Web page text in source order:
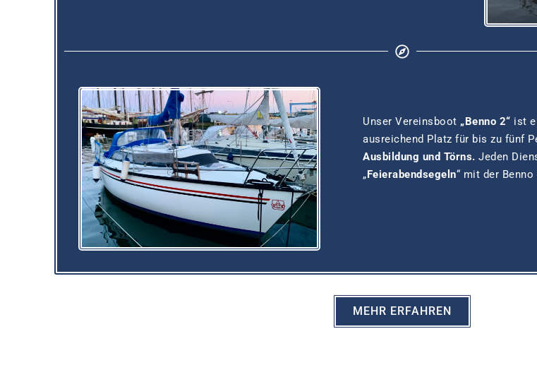
Unser Vereinsboot „Benno 2“ ist
ausreichend Platz für bis zu fünf
Ausbildung und Törns. Jeden
„ Feierabendsegeln“ mit der
MEHR ERFAHREN